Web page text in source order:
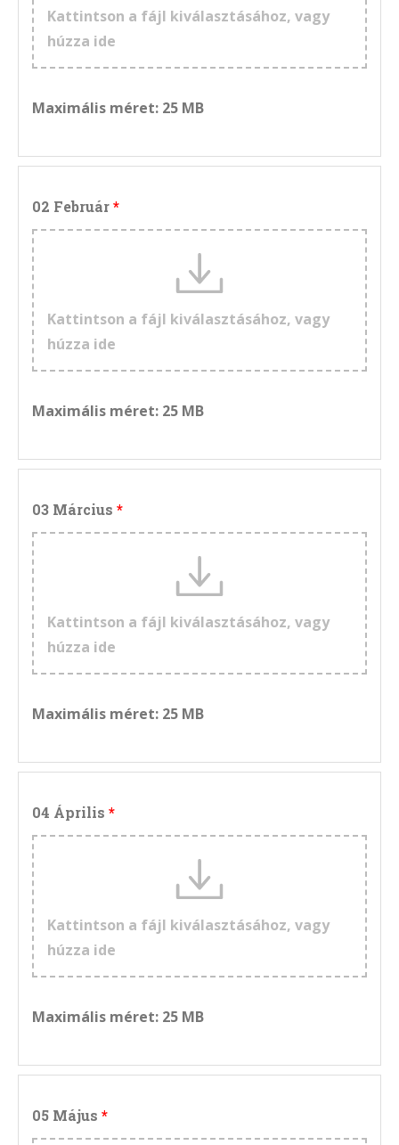
Kattintson a fájl kiválasztásához, vagy
húzza ide
Maximális méret: 25 MB
02 Február
Kattintson a fájl kiválasztásához, vagy
húzza ide
Maximális méret: 25 MB
03 Március
Kattintson a fájl kiválasztásához, vagy
húzza ide
Maximális méret: 25 MB
04 Április
Kattintson a fájl kiválasztásához, vagy
húzza ide
Maximális méret: 25 MB
05 Május